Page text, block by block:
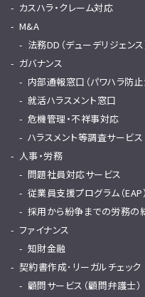
カスハラ・クレーム対応
M&A
法務DD（デューデリジェンス
ガバナンス
内部通報窓口（パワハラ防止
就活ハラスメント窓口
危機管理・不祥事対応
ハラスメント等調査サービス
人事・労務
問題社員対応サービス
従業員支援プログラム（EAP）
採用から紛争までの労務の
ファイナンス
知財金融
契約書作成･リーガルチェック
顧問サービス（顧問弁護士）